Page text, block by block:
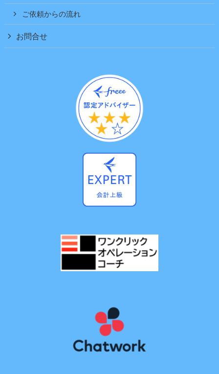
ご依頼からの流れ
お問合せ